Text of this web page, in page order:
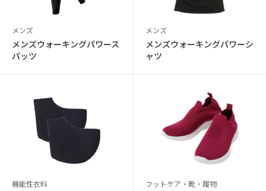
メンズ
メンズウォーキングパワース
パッツ
メンズ
メンズウォーキングパワーシ
ャツ
機能性衣料 フットケア・靴・履物